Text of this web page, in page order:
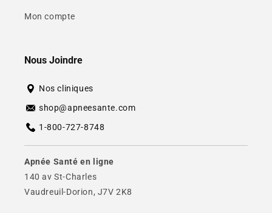
Mon compte
Nous Joindre
Nos cliniques
shop@apneesante.com
1-800-727-8748
Apnée Santé en ligne
140 av St-Charles
Vaudreuil-Dorion, J7V 2K8